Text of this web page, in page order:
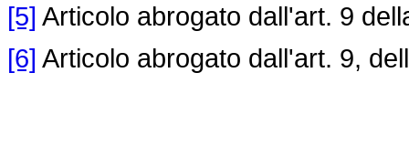
[5] Articolo abrogato dall'art. 9
[6] Articolo abrogato dall'art. 9,